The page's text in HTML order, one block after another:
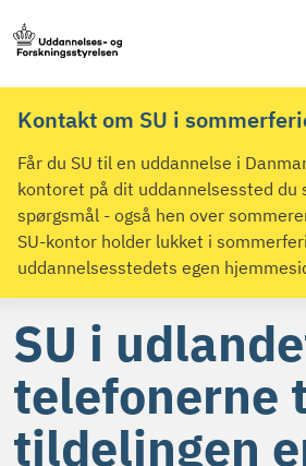
Kontakt om SU i
Får du SU til en uddannelse i
kontoret på dit uddannelsessted du
spørgsmål - også hen over
SU-kontor holder lukket i
uddannelsesstedets egen
SU i
telefonerne
tildelingen